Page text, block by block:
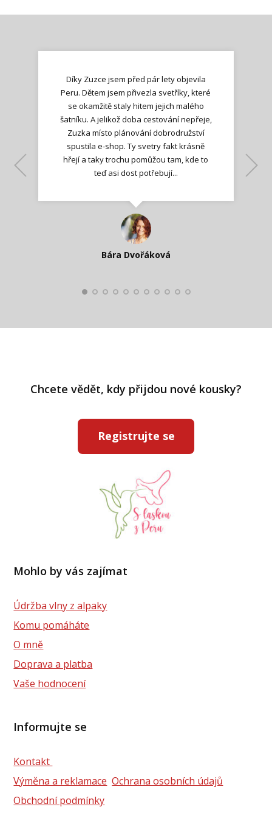
Díky Zuzce jsem před pár lety objevila
Peru. Dětem jsem přivezla svetříky, které
se okamžitě staly hitem jejich malého
šatníku. A jelikož doba cestování nepřeje,
Zuzka místo plánování dobrodružství
spustila e-shop. Ty svetry fakt krásně
hřejí a taky trochu pomůžou tam, kde to
teď asi dost potřebují...
Bára Dvořáková
Jana T.
Kateřina Veleta Štěpánová
Ilona M.
Lenka K.
Nadšená zpráva
Katka Perháčová
Smolková
Lenka K.
Chcete vědět, kdy přijdou nové kousky?
Registrujte se
Mohlo by vás zajímat
Údržba vlny z alpaky
Komu pomáháte
O mně
Doprava a platba
Vaše hodnocení
Informujte se
Kontakt
Výměna a reklamace Ochrana osobních údajů
Obchodní podmínky